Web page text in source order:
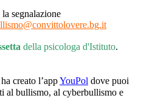
segnalazione
della psicologa d'Istituto.
creato l’appYouPol dove puoi
al bullismo, al cyberbullismo e